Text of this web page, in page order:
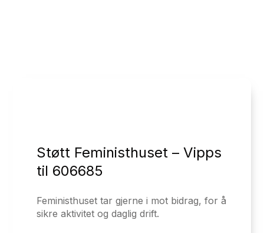
Støtt Feministhuset – Vipps
til 606685
Feministhuset tar gjerne i mot bidrag, for å
sikre aktivitet og daglig drift.